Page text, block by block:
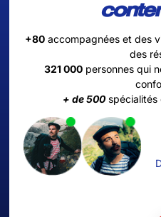
+80accompagnées et des
des
321 000 personnes qui
+ de 500spécialités